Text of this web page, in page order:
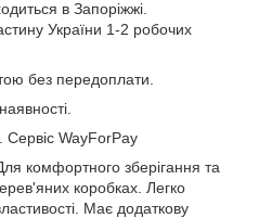
в Запоріжжі.
України 1-2 робочих
без передоплати.
Сервіс WayForPay
комфортного зберігання та
коробках. Легко
Має додаткову